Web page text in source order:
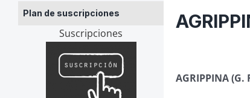
Plan de suscripciones
Suscripciones
AGRIPPINA (G.